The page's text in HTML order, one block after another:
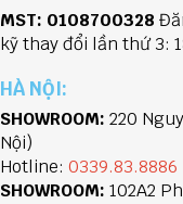
MST: 0108700328
kỹ thay đổi lần thứ 3:
HÀ NỘI:
SHOWROOM: 220
Nội)
Hotline: 0339.83.8886
SHOWROOM: 102A2